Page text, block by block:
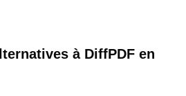
à DiffPDF en